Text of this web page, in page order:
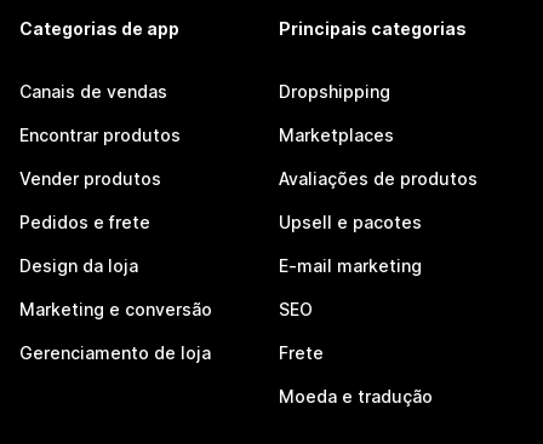
Categorias de app
Canais de vendas
Encontrar produtos
Vender produtos
Pedidos e frete
Design da loja
Marketing e conversão
Gerenciamento de loja
Principais categorias
Dropshipping
Marketplaces
Avaliações de produtos
Upsell e pacotes
E-mail marketing
SEO
Frete
Moeda e tradução